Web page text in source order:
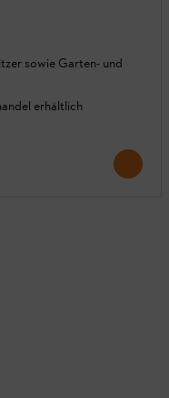
sowie Garten- und
erhältlich